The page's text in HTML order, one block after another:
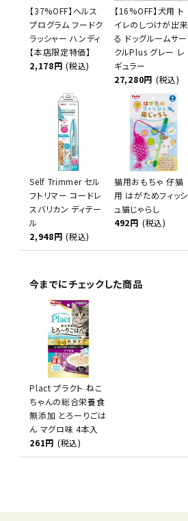
【37%OFF】ヘルス
プログラム フードク
ラッシャー ハンディ
【本店限定特価】
2,178円 (税込)
【16%OFF】犬用 ト
イレのしつけが出来
る ドッグルームサー
クルPlus グレー レ
ギュラー
27,280円 (税込)
Self Trimmer セル
フトリマー コードレ
スバリカン ディテー
ル
2,948円 (税込)
猫用おもちゃ 仔猫
用 はがためフィッシ
ュ猫じゃらし
492円 (税込)
今までにチェックした商品
Plact プラクト ねこ
ちゃんの総合栄養食
無添加 とろーりごは
ん マグロ味 4本入
261円 (税込)